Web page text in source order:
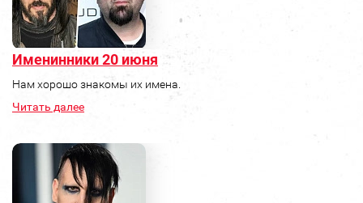
Именинники 20 июня
Нам хорошо знакомы их имена.
Читать далее